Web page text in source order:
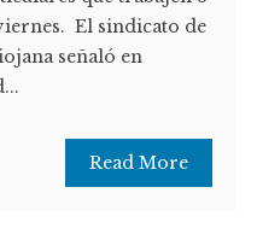
El sindicato de
señaló en
Read More